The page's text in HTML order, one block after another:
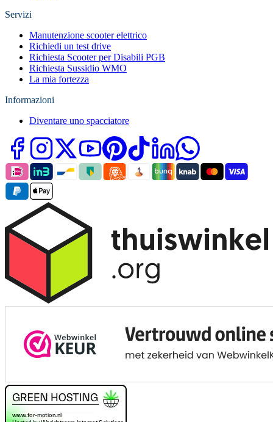
Servizi
Manutenzione scooter elettrico
Richiedi un test drive
Richiesta Scooter per Disabili PGB
Richiesta Sussidio WMO
La mia fortezza
Informazioni
Diventare uno spacciatore